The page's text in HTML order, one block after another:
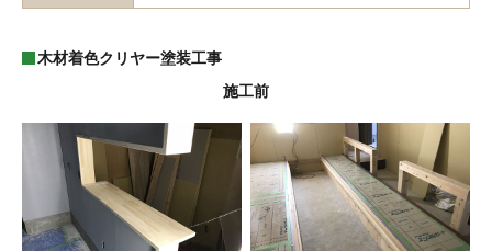
木材着色クリヤー塗装工事
施工前